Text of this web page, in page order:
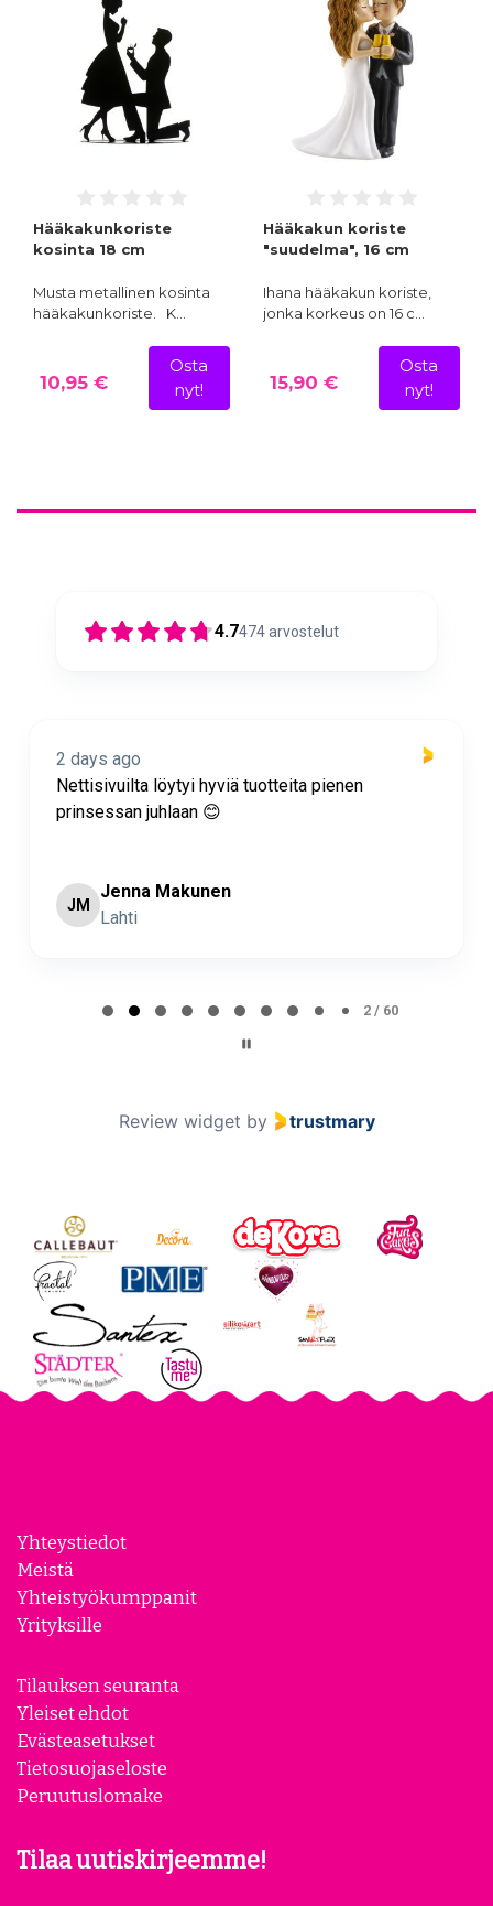
Hääkakunkoriste
kosinta 18 cm
Musta metallinen kosinta
hääkakunkoriste. K…
10,95 €
Osta
nyt!
Hääkakun koriste
"suudelma", 16 cm
Ihana hääkakun koriste,
jonka korkeus on 16 c…
15,90 €
Osta
nyt!
4.7474arvostelut
2 days ago
Nettisivuilta löytyi hyviä tuotteita pienen
prinsessan juhlaan 😊
JM
Jenna Makunen
Lahti
2 / 60
Review widget by trustmary
Yhteystiedot
Meistä
Yhteistyökumppanit
Yrityksille
Tilauksen seuranta
Yleiset ehdot
Evästeasetukset
Tietosuojaseloste
Peruutuslomake
Tilaa uutiskirjeemme!